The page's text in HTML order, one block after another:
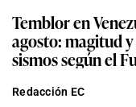
Temblor en
agosto: magitud
sismos según el
Redacción EC